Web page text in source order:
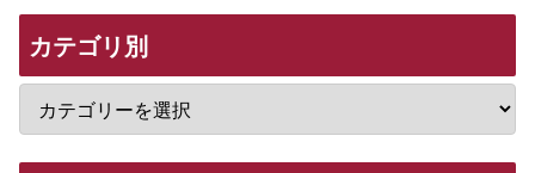
カテゴリ別